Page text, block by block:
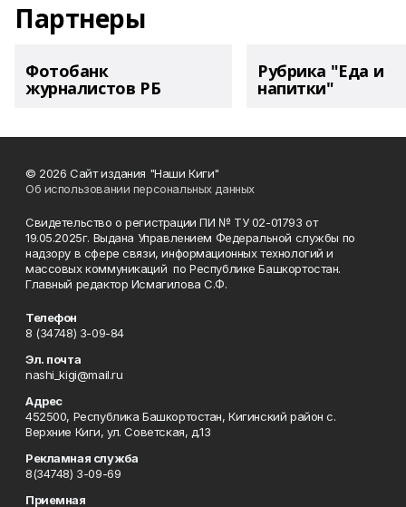
Партнеры
Фотобанк
журналистов РБ
Рубрика "Еда и
напитки"
© 2026 Сайт издания "Наши Киги"
Об использовании персональных данных
Свидетельство о регистрации ПИ № ТУ 02-01793 от
19.05.2025г. Выдана Управлением Федеральной службы по
надзору в сфере связи, информационных технологий и
массовых коммуникаций по Республике Башкортостан.
Главный редактор Исмагилова С.Ф.
Телефон
8 (34748) 3-09-84
Эл. почта
nashi_kigi@mail.ru
Адрес
452500, Республика Башкортостан, Кигинский район с.
Верхние Киги, ул. Советская, д.13
Рекламная служба
8(34748) 3-09-69
Приемная